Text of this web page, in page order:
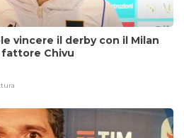
vincere il derby con il Milan
fattore Chivu